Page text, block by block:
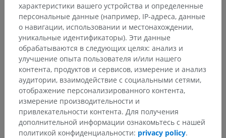
Анатомия человека 1
Сравнительная анатомия
животных
Переводы
характеристики вашего устройства и определенные
персональные данные (например, IP-адреса, данные
о навигации, использовании и местонахождении,
уникальные идентификаторы). Эти данные
обрабатываются в следующих целях: анализ и
улучшение опыта пользователя и/или нашего
контента, продуктов и сервисов, измерение и анализ
аудитории, взаимодействие с социальными сетями,
отображение персонализированного контента,
измерение производительности и
привлекательности контента. Для получения
дополнительной информации ознакомьтесь с нашей
политикой конфиденциальности: privacy policy.